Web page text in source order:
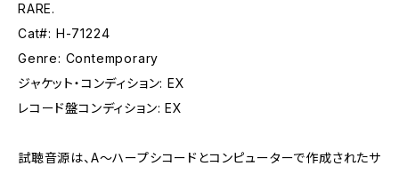
RARE.
Cat#: H-71224
Genre: Contemporary
ジャケット・コンディション: EX
レコード盤コンディション: EX
試聴音源は、A〜ハープシコードとコンピューターで作成されたサ